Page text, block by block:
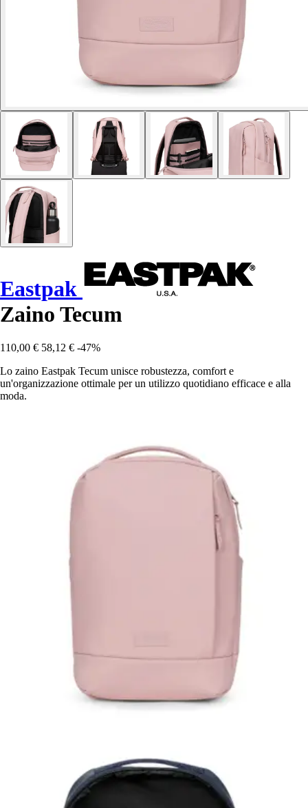
Eastpak
Zaino Tecum
110,00 € 58,12 € -47%
Lo zaino Eastpak Tecum unisce robustezza, comfort e
un'organizzazione ottimale per un utilizzo quotidiano efficace e alla
moda.